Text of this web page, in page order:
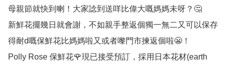
母親節就快到喇！大家諗到送咩比偉大嘅媽媽未呀？🤔
新鮮花擺幾日就會謝，不如親手整返個獨一無二又可以保存
得耐d嘅保鮮花比媽媽啦又或者嚟門市揀返個啦😬！
Polly Rose 保鮮花🌹現已接受預訂，採用日本花材(earth